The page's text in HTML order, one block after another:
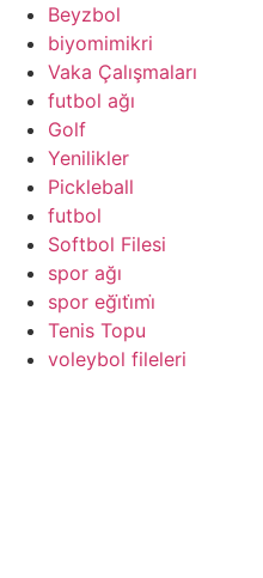
Beyzbol
biyomimikri
Vaka Çalışmaları
futbol ağı
Golf
Yenilikler
Pickleball
futbol
Softbol Filesi
spor ağı
spor eği̇ti̇mi̇
Tenis Topu
voleybol fileleri